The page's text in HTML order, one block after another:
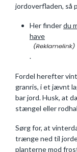
jordoverfladen, så
Her finderdu
have
.
Fordel herefter
granris, i et jævnt
bar jord. Husk, at
stængel eller
Sørg for, at
trænge ned til
planterne mod